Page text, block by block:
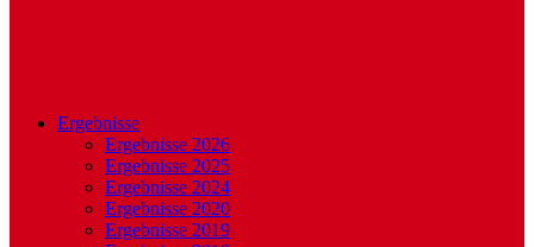
Ergebnisse
Ergebnisse 2026
Ergebnisse 2025
Ergebnisse 2024
Ergebnisse 2020
Ergebnisse 2019